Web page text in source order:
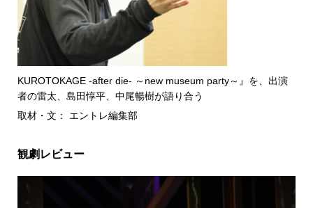
KUROTOKAGE -after die- ～new museum party～』を、出演
者の雷太、島田惇平、中尾暢樹が語り合う
取材・文： エントレ編集部
観劇レビュー